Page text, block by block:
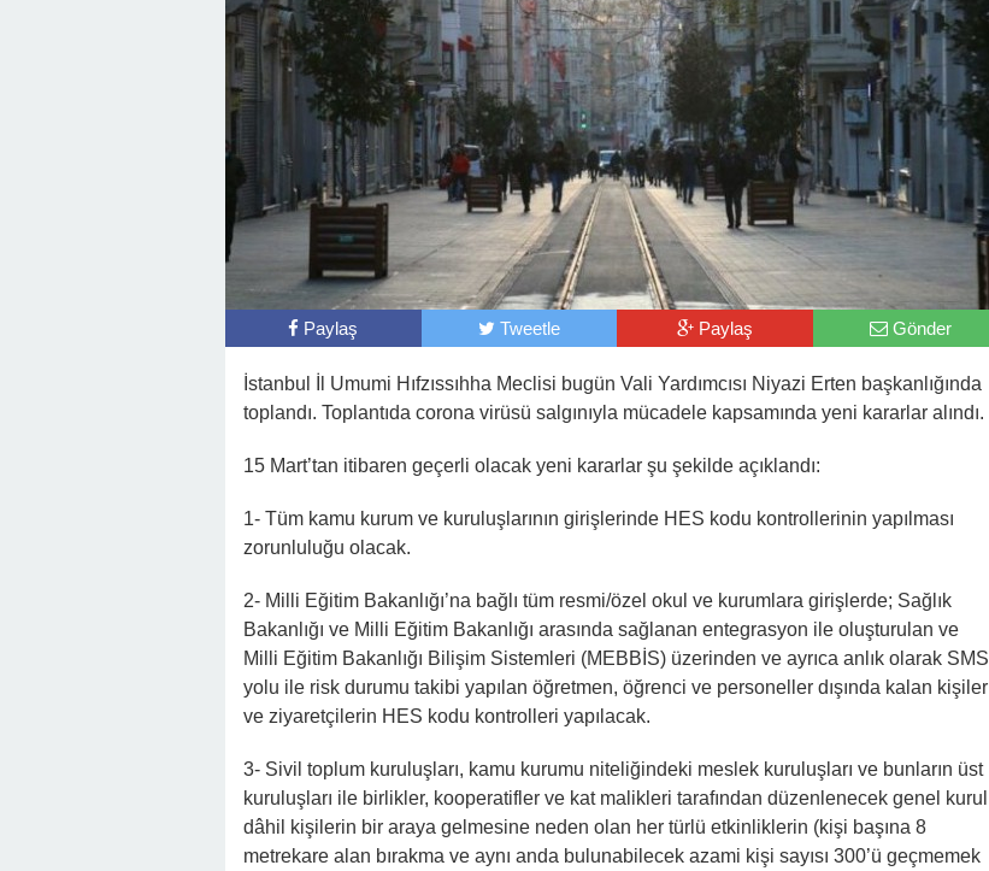
Paylaş Tweetle Paylaş Gönder
İstanbul İl Umumi Hıfzıssıhha Meclisi bugün Vali Yardımcısı Niyazi Erten başkanlığında
toplandı. Toplantıda corona virüsü salgınıyla mücadele kapsamında yeni kararlar alındı.
15 Mart’tan itibaren geçerli olacak yeni kararlar şu şekilde açıklandı:
1- Tüm kamu kurum ve kuruluşlarının girişlerinde HES kodu kontrollerinin yapılması
zorunluluğu olacak.
2- Milli Eğitim Bakanlığı’na bağlı tüm resmi/özel okul ve kurumlara girişlerde; Sağlık
Bakanlığı ve Milli Eğitim Bakanlığı arasında sağlanan entegrasyon ile oluşturulan ve
Milli Eğitim Bakanlığı Bilişim Sistemleri (MEBBİS) üzerinden ve ayrıca anlık olarak SMS
yolu ile risk durumu takibi yapılan öğretmen, öğrenci ve personeller dışında kalan kişiler
ve ziyaretçilerin HES kodu kontrolleri yapılacak.
3- Sivil toplum kuruluşları, kamu kurumu niteliğindeki meslek kuruluşları ve bunların üst
kuruluşları ile birlikler, kooperatifler ve kat malikleri tarafından düzenlenecek genel kurul
dâhil kişilerin bir araya gelmesine neden olan her türlü etkinliklerin (kişi başına 8
metrekare alan bırakma ve aynı anda bulunabilecek azami kişi sayısı 300’ü geçmemek